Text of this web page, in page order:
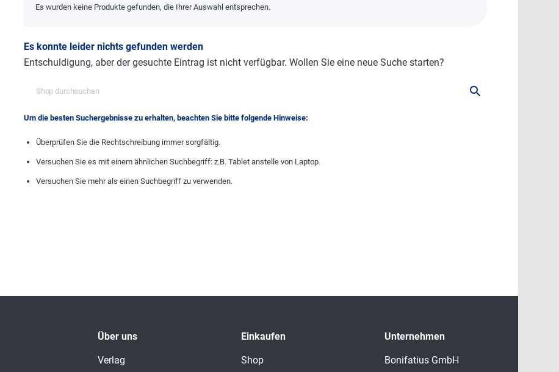
Es wurden keine Produkte gefunden, die Ihrer Auswahl entsprechen.
Es konnte leider nichts gefunden werden
Entschuldigung, aber der gesuchte Eintrag ist nicht verfügbar. Wollen Sie eine neue Suche starten?
Um die besten Suchergebnisse zu erhalten, beachten Sie bitte folgende Hinweise:
Überprüfen Sie die Rechtschreibung immer sorgfältig.
Versuchen Sie es mit einem ähnlichen Suchbegriff: z.B. Tablet anstelle von Laptop.
Versuchen Sie mehr als einen Suchbegriff zu verwenden.
Über uns
Verlag
Einkaufen
Shop
Unternehmen
Bonifatius GmbH